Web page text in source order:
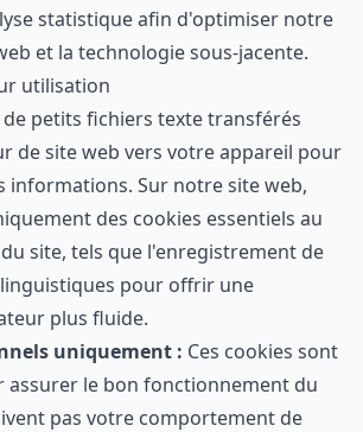
statistique afin d'optimiser notre
et la technologie sous-jacente.
utilisation
de petits fichiers texte transférés
de site web vers votre appareil pour
informations. Sur notre site web,
des cookies essentiels au
site, tels que l'enregistrement de
pour offrir une
plus fluide.
uniquement : Ces cookies sont
assurer le bon fonctionnement du
pas votre comportement de